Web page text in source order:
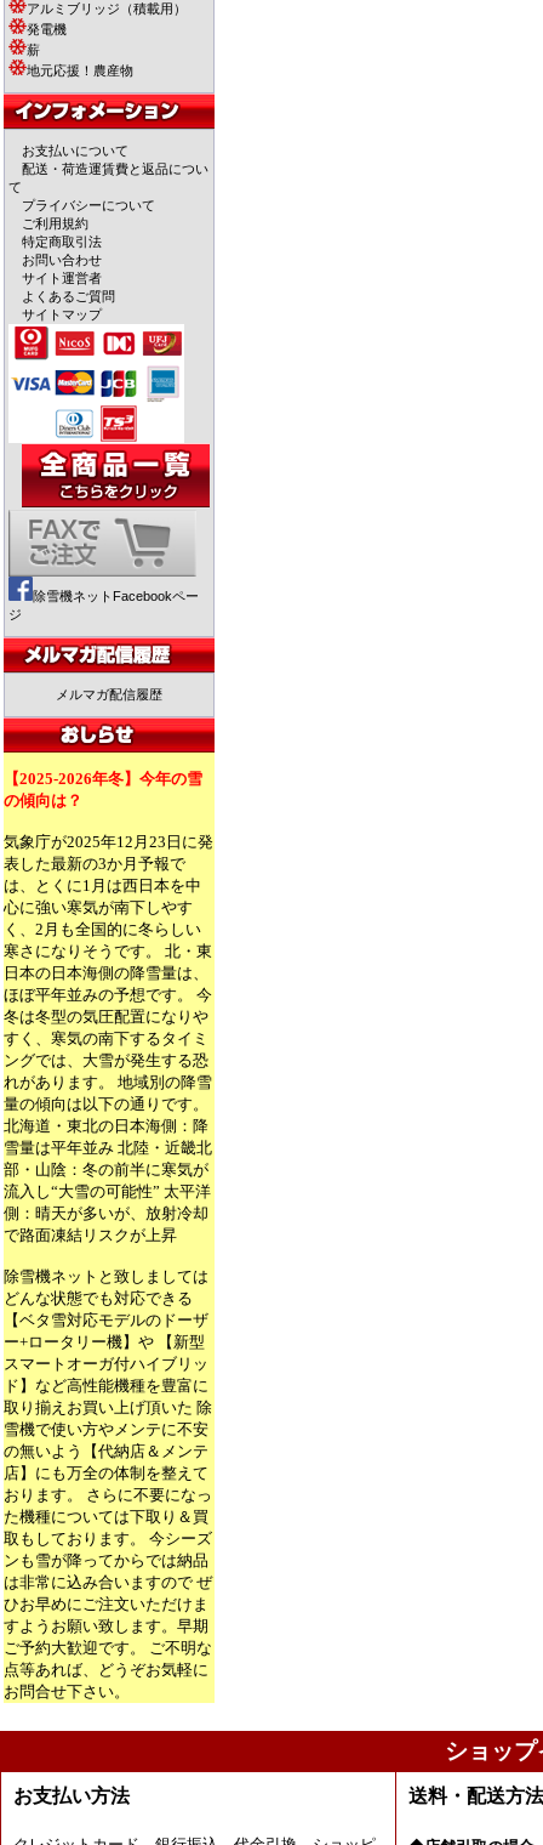
アルミブリッジ（積載用）
発電機
薪
地元応援！農産物
お支払いについて
配送・荷造運賃費と返品につい
て
プライバシーについて
ご利用規約
特定商取引法
お問い合わせ
サイト運営者
よくあるご質問
サイトマップ
除雪機ネットFacebookペー
ジ
メルマガ配信履歴
【2025-2026年冬】今年の雪
の傾向は？
気象庁が2025年12月23日に発
表した最新の3か月予報で
は、とくに1月は西日本を中
心に強い寒気が南下しやす
く、2月も全国的に冬らしい
寒さになりそうです。 北・東
日本の日本海側の降雪量は、
ほぼ平年並みの予想です。 今
冬は冬型の気圧配置になりや
すく、寒気の南下するタイミ
ングでは、大雪が発生する恐
れがあります。 地域別の降雪
量の傾向は以下の通りです。
北海道・東北の日本海側：降
雪量は平年並み 北陸・近畿北
部・山陰：冬の前半に寒気が
流入し“大雪の可能性” 太平洋
側：晴天が多いが、放射冷却
で路面凍結リスクが上昇
除雪機ネットと致しましては
どんな状態でも対応できる
【ベタ雪対応モデルのドーザ
ー+ロータリー機】や 【新型
スマートオーガ付ハイブリッ
ド】など高性能機種を豊富に
取り揃えお買い上げ頂いた 除
雪機で使い方やメンテに不安
の無いよう【代納店＆メンテ
店】にも万全の体制を整えて
おります。 さらに不要になっ
た機種については下取り＆買
取もしております。 今シーズ
ンも雪が降ってからでは納品
は非常に込み合いますので ぜ
ひお早めにご注文いただけま
すようお願い致します。早期
ご予約大歓迎です。 ご不明な
点等あれば、どうぞお気軽に
お問合せ下さい。
ショッ
お支払い方法 送料・配送方